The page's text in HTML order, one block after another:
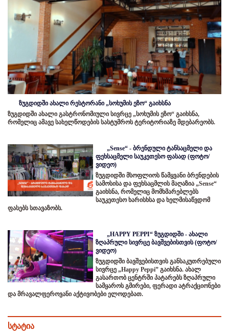
ზუგდიდში ახალი რესტორანი „სოხუმის ეზო“ გაიხსნა
ზუგდიდში ახალი გასტრონომიული სივრცე „სოხუმის ეზო“ გაიხსნა,
რომელიც ამავე სახელწოდების სასტუმროს ტერიტორიაზე მდებარეობს.
„Sense“ - ბრენდული ტანსაცმელი და
ფეხსაცმელი საუკეთესო ფასად (ფოტო/
ვიდეო)
ზუგდიდში მსოფლიოს წამყვანი ბრენდების
სამოსისა და ფეხსაცმლის მაღაზია „Sense“
გაიხსნა, რომელიც მომხმარებლებს
საუკეთესო ხარისხსა და ხელმისაწვდომ
ფასებს სთავაზობს.
„HAPPY PEPPI“ ზუგდიდში - ახალი
ზღაპრული სივრცე ბავშვებისთვის (ფოტო/
ვიდეო)
ზუგდიდში ბავშვებისთვის განსაკუთრებული
სივრცე „Happy Peppi” გაიხსნა. ახალ
გასართობ ცენტრში პატარებს ზღაპრული
სამყაროს გმირები, ფერადი ატრაქციონები
და მრავალფეროვანი აქტივობები ელოდებათ.
სტატია